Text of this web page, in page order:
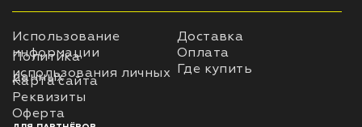
Использование
Политика
данных
Карта сайта
Реквизиты
Оферта
Доставка
Оплата
Где купить